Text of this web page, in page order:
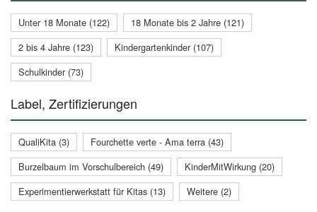
Unter 18 Monate (122)
18 Monate bis 2 Jahre (121)
2 bis 4 Jahre (123)
Kindergartenkinder (107)
Schulkinder (73)
Label, Zertifizierungen
QualiKita (3)
Fourchette verte - Ama terra (43)
Burzelbaum im Vorschulbereich (49)
KinderMitWirkung (20)
Experimentierwerkstatt für Kitas (13)
Weitere (2)